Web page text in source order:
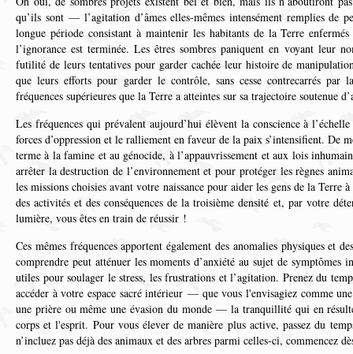
qu’ils sont — l’agitation d’âmes elles-mêmes intensément remplies de
longue période consistant à maintenir les habitants de la Terre
l’ignorance est terminée. Les êtres sombres paniquent en voyant leur
futilité de leurs tentatives pour garder cachée leur histoire de
que leurs efforts pour garder le contrôle, sans cesse contrecarrés par
fréquences supérieures que la Terre a atteintes sur sa trajectoire soutenue
Les fréquences qui prévalent aujourd’hui élèvent la conscience à
forces d’oppression et le ralliement en faveur de la paix s’intensifient. De
terme à la famine et au génocide, à l’appauvrissement et aux lois
arrêter la destruction de l’environnement et pour protéger les règnes
les missions choisies avant votre naissance pour aider les gens de la Terre
des activités et des conséquences de la troisième densité et, par votre
lumière, vous êtes en train de réussir !
Ces mêmes fréquences apportent également des anomalies physiques et
comprendre peut atténuer les moments d’anxiété au sujet de symptômes
utiles pour soulager le stress, les frustrations et l’agitation. Prenez du
accéder à votre espace sacré intérieur — que vous l'envisagiez comme
une prière ou même une évasion du monde — la tranquillité qui en
corps et l'esprit. Pour vous élever de manière plus active, passez du
n’incluez pas déjà des animaux et des arbres parmi celles-ci, commencez